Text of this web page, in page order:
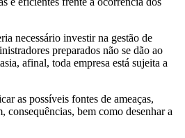
necessário investir na gestão de
preparados não se dão ao
afinal, toda empresa está sujeita a
as possíveis fontes de ameaças,
consequências, bem como desenhar a